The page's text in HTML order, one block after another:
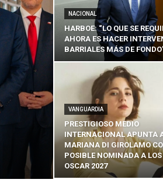
NACIONAL
HARBOE: “LO QUE SE
AHORA ES HACER
BARRIALES MÁS DE
VANGUARDIA
PRESTIGIOSO MEDIO
INTERNACIONAL APUNTA
MARIANA DI GIROLAMO
POSIBLE NOMINADA A
OSCAR 2027